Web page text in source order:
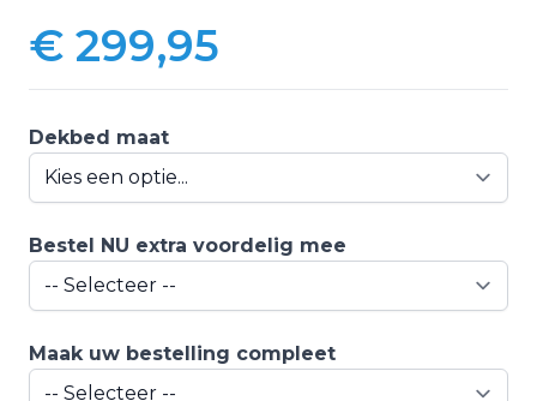
Vanaf:
€ 299,95
Dekbed maat
Bestel NU extra voordelig mee
Maak uw bestelling compleet